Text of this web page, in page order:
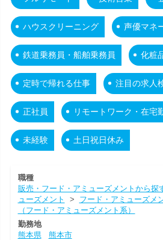
ハウスクリーニング 声優マネ
鉄道乗務員・船舶乗務員 化粧
定時で帰れる仕事 注目の求人
正社員 リモートワーク・在宅
未経験 土日祝日休み
職種
販売・フード・アミューズメントから探
ューズメント
> フード・アミューズメ
（フード・アミューズメント系）
勤務地
熊本県
熊本市